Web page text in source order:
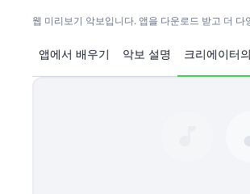
웹 미리보기 악보입니다. 앱을 다운로드 받고 더 다
앱에서 배우기 악보 설명 크리에이터